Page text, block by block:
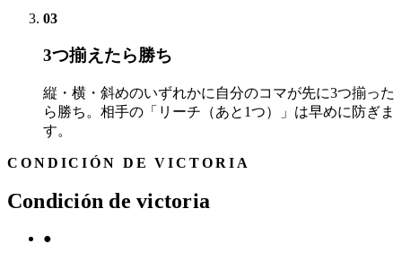
03
3つ揃えたら勝ち
縦・横・斜めのいずれかに自分のコマが先に3つ揃った
ら勝ち。相手の「リーチ（あと1つ）」は早めに防ぎま
す。
CONDICIÓN DE VICTORIA
Condición de victoria
●